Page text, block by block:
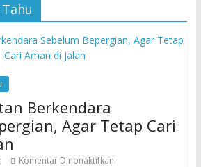
Berkendara
Agar Tetap Cari
Komentar Dinonaktifkan